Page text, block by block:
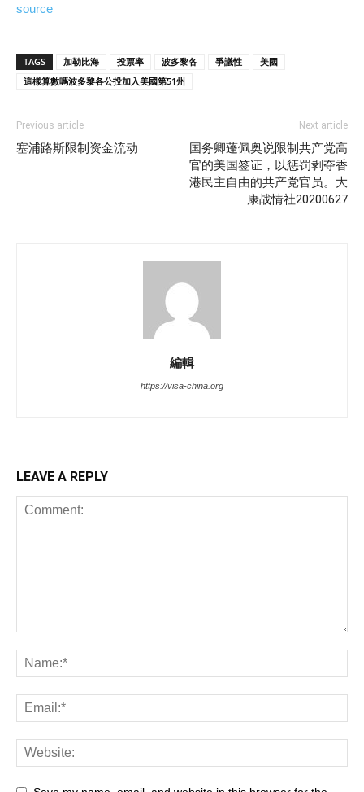
source
TAGS 加勒比海 投票率 波多黎各 爭議性
美國
這樣算數嗎波多黎各公投加入美國第51州
Previous article
塞浦路斯限制资金流动
Next article
国务卿蓬佩奥说限制共产党高
官的美国签证，以惩罚剥夺香
港民主自由的共产党官员。大
康战情社20200627
編輯
https://visa-china.org
LEAVE A REPLY